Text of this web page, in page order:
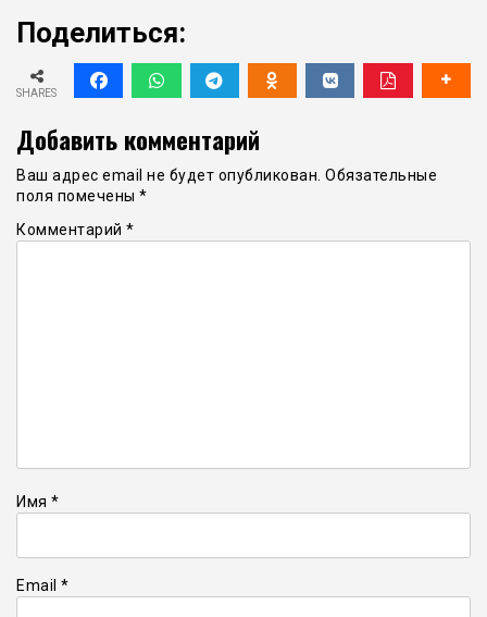
Поделиться:
SHARES
Добавить комментарий
Ваш адрес email не будет опубликован. Обязательные
поля помечены *
Комментарий *
Имя *
Email *